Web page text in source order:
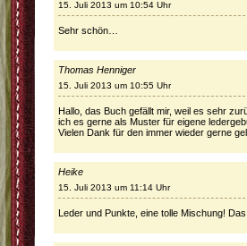
15. Juli 2013 um 10:54 Uhr
Sehr schön…
Thomas Henniger
15. Juli 2013 um 10:55 Uhr
Hallo, das Buch gefällt mir, weil es sehr
ich es gerne als Muster für eigene
Vielen Dank für den immer wieder gerne
Heike
15. Juli 2013 um 11:14 Uhr
Leder und Punkte, eine tolle Mischung!